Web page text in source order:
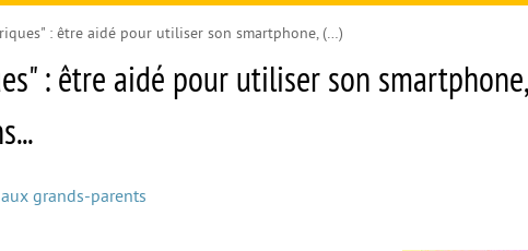
: être aidé pour utiliser son smartphone, (…)
: être aidé pour utiliser son smartphone,
grands-parents